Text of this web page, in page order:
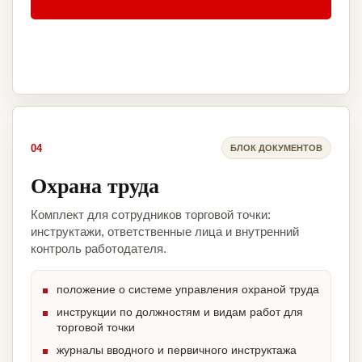
04 БЛОК ДОКУМЕНТОВ
Охрана труда
Комплект для сотрудников торговой точки:
инструктажи, ответственные лица и внутренний
контроль работодателя.
положение о системе управления охраной труда
инструкции по должностям и видам работ для
торговой точки
журналы вводного и первичного инструктажа